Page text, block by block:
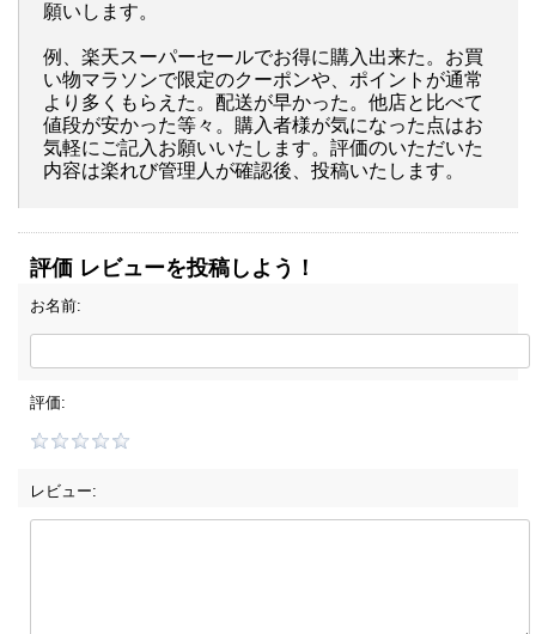
願いします。
例、楽天スーパーセールでお得に購入出来た。お買
い物マラソンで限定のクーポンや、ポイントが通常
より多くもらえた。配送が早かった。他店と比べて
値段が安かった等々。購入者様が気になった点はお
気軽にご記入お願いいたします。評価のいただいた
内容は楽れび管理人が確認後、投稿いたします。
評価 レビューを投稿しよう！
お名前:
評価:
レビュー: